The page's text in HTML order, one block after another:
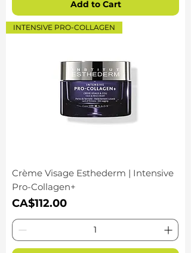
Add to Cart
INTENSIVE PRO-COLLAGEN
Crème Visage Esthederm | Intensive
Pro-Collagen+
Price
CA$112.00